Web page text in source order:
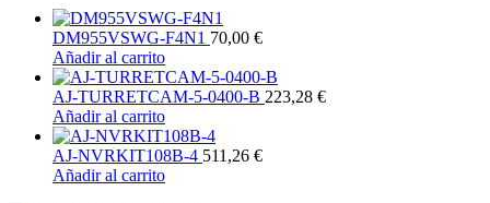
DM955VSWG-F4N1 70,00 €
Añadir al carrito
AJ-TURRETCAM-5-0400-B 223,28 €
Añadir al carrito
AJ-NVRKIT108B-4 511,26 €
Añadir al carrito